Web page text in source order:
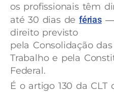
os profissionais têm
até 30 dias deférias―
direito previsto
pela Consolidação
Trabalho e pela
Federal.
É o artigo 130 da CLT